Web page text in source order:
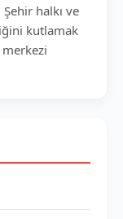
halkı ve
kutlamak